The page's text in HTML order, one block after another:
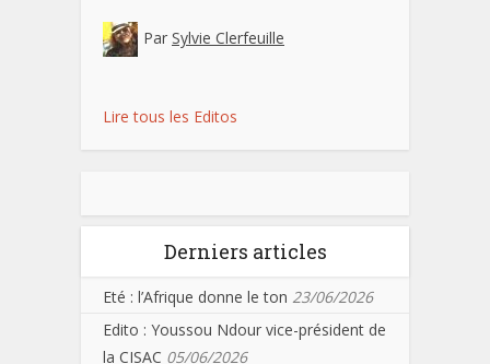
Par Sylvie Clerfeuille
Lire tous les Editos
Derniers articles
Eté : l’Afrique donne le ton 23/06/2026
Edito : Youssou Ndour vice-président de
la CISAC 05/06/2026